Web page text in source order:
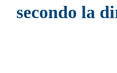
secondo la